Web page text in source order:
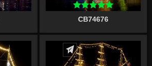
CB74676
Écrire un commentaire